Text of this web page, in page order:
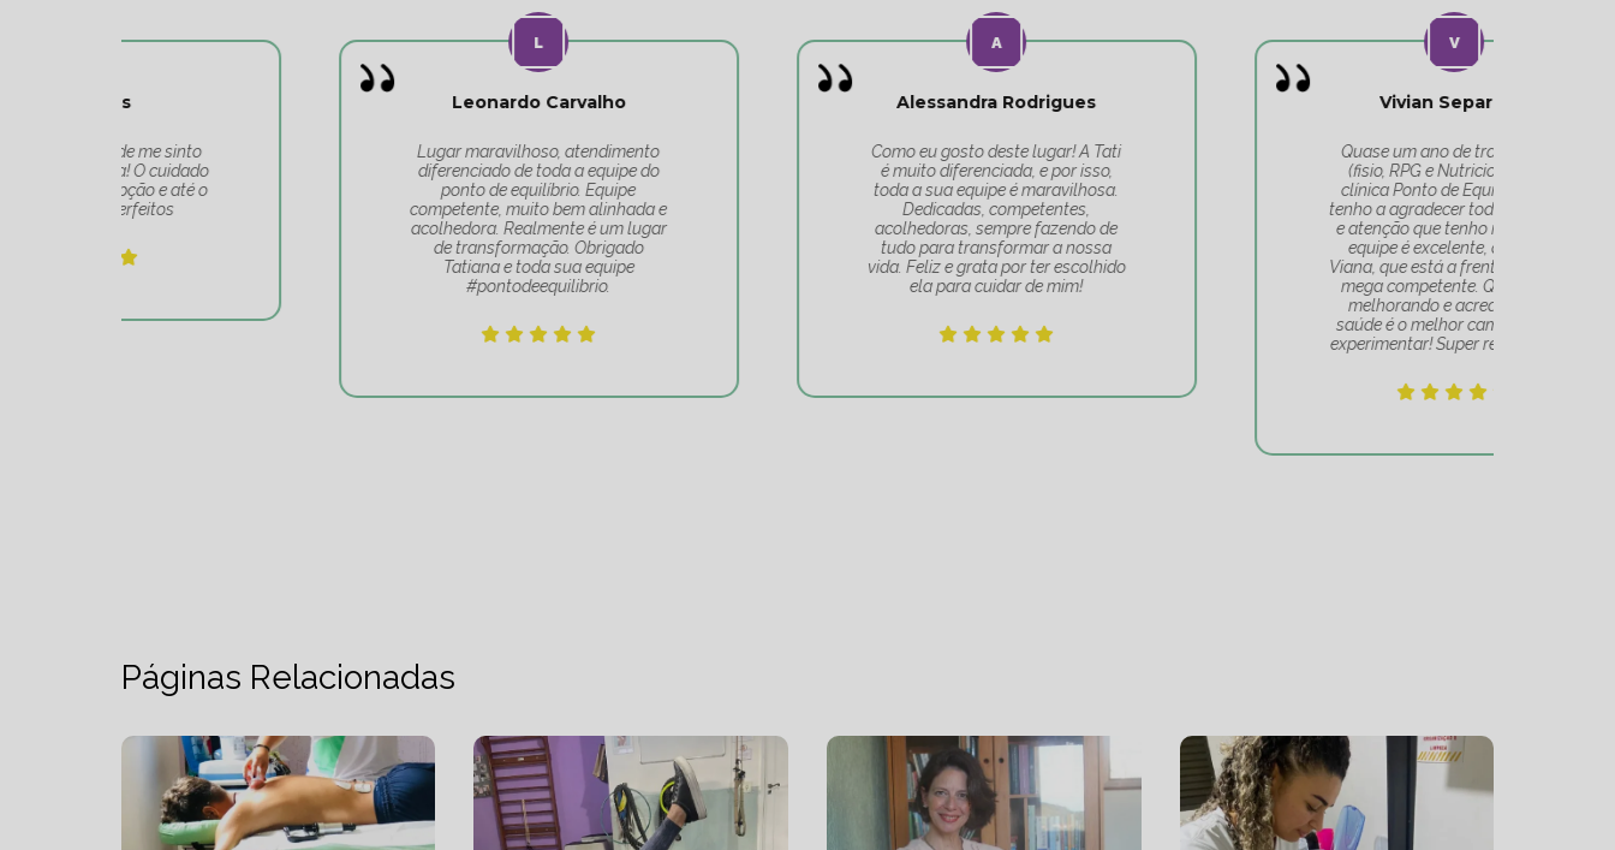
Lugar maravilhoso, atendimento
diferenciado de toda a equipe do
competente, muito bem alinhada e
acolhedora. Realmente é um lugar
de transformação. Obrigado
Alessandra Rodrigues
Como eu gosto deste lugar! A Tati
é muito diferenciada, e por isso,
toda a sua equipe é maravilhosa.
acolhedoras, sempre fazendo de
tudo para transformar a nossa
vida. Feliz e grata por ter escolhido
Quase um ano de tratamentos
(fisio, RPG e Nutricionista) na
clínica Ponto de Equilíbrio, e só
tenho a agradecer todo o cuidado
e atenção que tenho recebido. A
equipe é excelente, a Tatiana
Viana, que está a frente de tudo, é
mega competente. Quem se vê
melhorando e acredita que a
saúde é o melhor caminho, deve
experimentar! Super recomendo!!!
Páginas Relacionadas